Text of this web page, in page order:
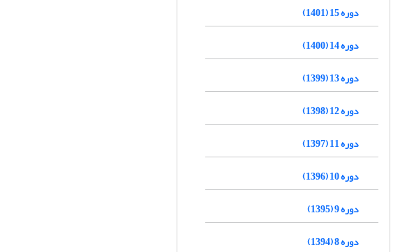
دوره 15 (1401)
دوره 14 (1400)
دوره 13 (1399)
دوره 12 (1398)
دوره 11 (1397)
دوره 10 (1396)
دوره 9 (1395)
دوره 8 (1394)